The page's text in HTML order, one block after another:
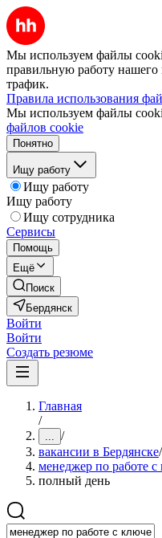
Мы используем файлы
правильную работу нашего
трафик.
Правила использования
Мы используем файлы
файлов cookie
Понятно
Ищу работу
Ищу работу
Ищу работу
Ищу сотрудника
Сервисы
Помощь
Ещё
Поиск
Бердянск
Войти
Войти
Создать резюме
Главная
/
... /
вакансии в Бердянске/
менеджер по работе
полный день